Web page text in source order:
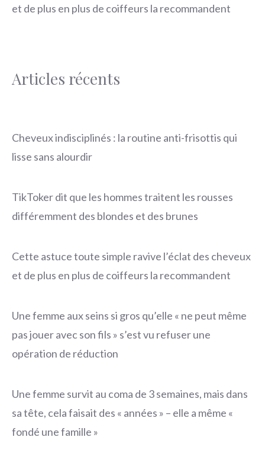
et de plus en plus de coiffeurs la recommandent
Articles récents
Cheveux indisciplinés : la routine anti-frisottis qui
lisse sans alourdir
TikToker dit que les hommes traitent les rousses
différemment des blondes et des brunes
Cette astuce toute simple ravive l’éclat des cheveux
et de plus en plus de coiffeurs la recommandent
Une femme aux seins si gros qu’elle « ne peut même
pas jouer avec son fils » s’est vu refuser une
opération de réduction
Une femme survit au coma de 3 semaines, mais dans
sa tête, cela faisait des « années » – elle a même «
fondé une famille »